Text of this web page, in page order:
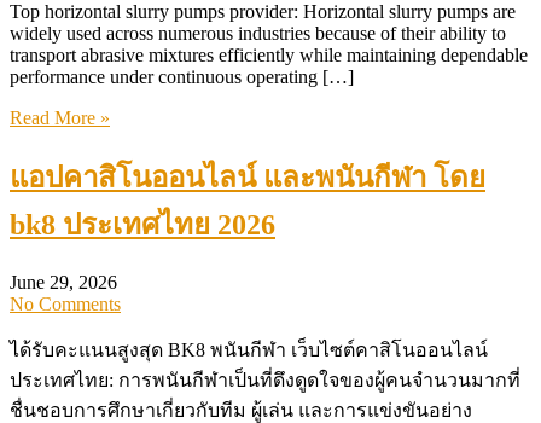
Top horizontal slurry pumps provider: Horizontal slurry pumps are
widely used across numerous industries because of their ability to
transport abrasive mixtures efficiently while maintaining dependable
performance under continuous operating […]
Read More »
แอปคาสิโนออนไลน์ และพนันกีฬา โดย
bk8 ประเทศไทย 2026
June 29, 2026
No Comments
ได้รับคะแนนสูงสุด BK8 พนันกีฬา เว็บไซต์คาสิโนออนไลน์
ประเทศไทย: การพนันกีฬาเป็นที่ดึงดูดใจของผู้คนจำนวนมากที่
ชื่นชอบการศึกษาเกี่ยวกับทีม ผู้เล่น และการแข่งขันอย่าง